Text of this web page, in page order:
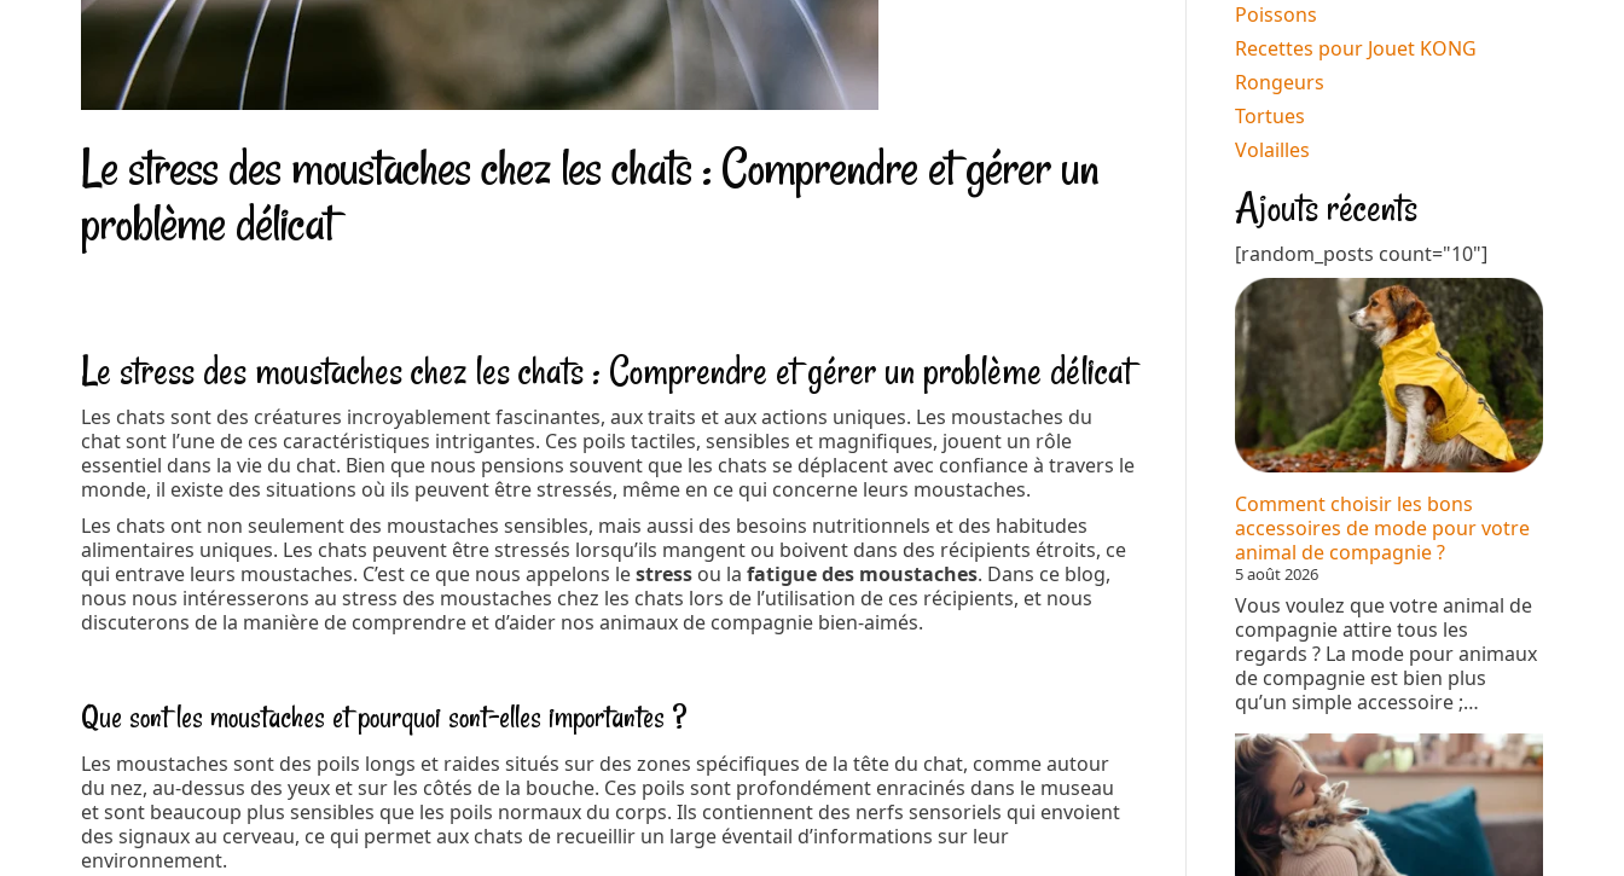
Le stress des moustaches chez les chats : Comprendre et gérer un
problème délicat
Le stress des moustaches chez les chats : Comprendre et gérer un problème délicat
Les chats sont des créatures incroyablement fascinantes, aux traits et aux actions uniques. Les moustaches du
chat sont l’une de ces caractéristiques intrigantes. Ces poils tactiles, sensibles et magnifiques, jouent un rôle
essentiel dans la vie du chat. Bien que nous pensions souvent que les chats se déplacent avec confiance à travers le
monde, il existe des situations où ils peuvent être stressés, même en ce qui concerne leurs moustaches.
Les chats ont non seulement des moustaches sensibles, mais aussi des besoins nutritionnels et des habitudes
alimentaires uniques. Les chats peuvent être stressés lorsqu’ils mangent ou boivent dans des récipients étroits, ce
qui entrave leurs moustaches. C’est ce que nous appelons lestress ou lafatigue des moustaches. Dans ce blog,
nous nous intéresserons au stress des moustaches chez les chats lors de l’utilisation de ces récipients, et nous
discuterons de la manière de comprendre et d’aider nos animaux de compagnie bien-aimés.
Que sont les moustaches et pourquoi sont-elles importantes ?
Les moustaches sont des poils longs et raides situés sur des zones spécifiques de la tête du chat, comme autour
du nez, au-dessus des yeux et sur les côtés de la bouche. Ces poils sont profondément enracinés dans le museau
et sont beaucoup plus sensibles que les poils normaux du corps. Ils contiennent des nerfs sensoriels qui envoient
des signaux au cerveau, ce qui permet aux chats de recueillir un large éventail d’informations sur leur
environnement.
Poissons
Recettes pour Jouet KONG
Rongeurs
Tortues
Volailles
Ajouts récents
[random_posts count="10"]
Comment choisir les bons
accessoires de mode pour votre
animal de compagnie ?
5 août 2026
Vous voulez que votre animal de
compagnie attire tous les
regards ? La mode pour animaux
de compagnie est bien plus
qu’un simple accessoire ;…